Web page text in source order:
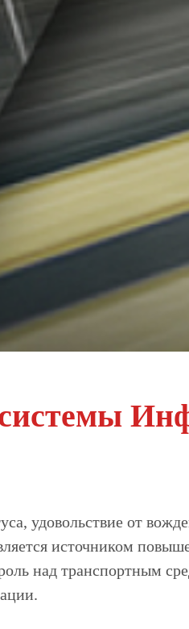
удовольствие от
источником
над транспортным